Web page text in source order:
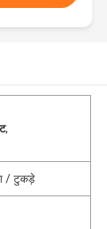
,
/ टुकड़े